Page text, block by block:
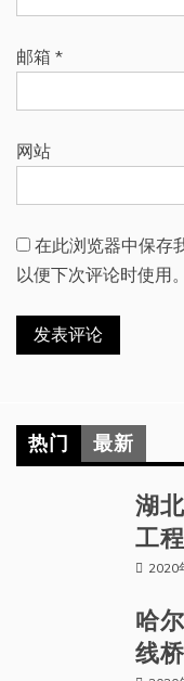
邮箱 *
网站
在此浏览器中保存
以便下次评论时使用。
热门 最新
湖
工
2020
哈
线